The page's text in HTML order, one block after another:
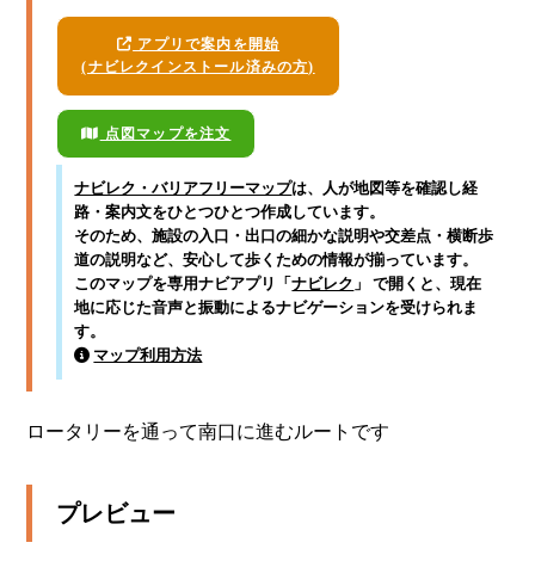
アプリで案内を開始
(ナビレクインストール済みの方)
点図マップを注文
ナビレク・バリアフリーマップは、人が地図等を確認し経
路・案内文をひとつひとつ作成しています。
そのため、施設の入口・出口の細かな説明や交差点・横断歩
道の説明など、安心して歩くための情報が揃っています。
このマップを専用ナビアプリ「ナビレク 」 で開くと、現在
地に応じた音声と振動によるナビゲーションを受けられま
す。
マップ利用方法
ロータリーを通って南口に進むルートです
プレビュー